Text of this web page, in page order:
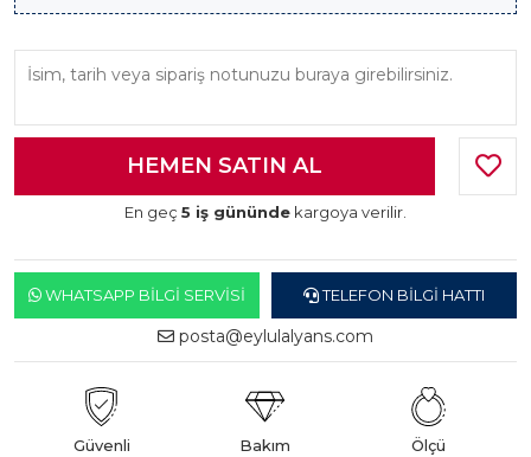
En geç 5 iş gününde kargoya verilir.
WHATSAPP BILGI SERVISI TELEFON BILGI HATTI
posta@eylulalyans.com
Güvenli
Bakım
Ölçü